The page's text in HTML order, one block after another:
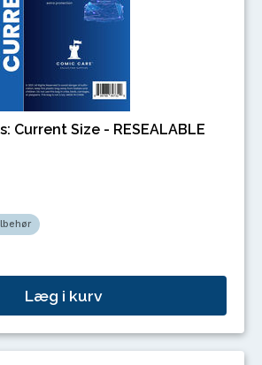
Current Size - RESEALABLE
Læg i kurv